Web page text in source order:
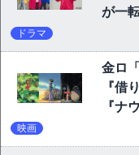
が一
ドラマ
金ロ
『借
『ナ
映画